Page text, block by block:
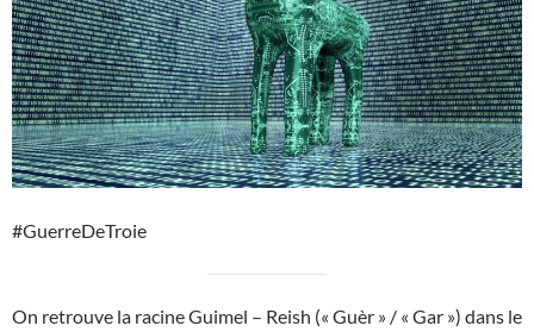
#GuerreDeTroie
On retrouve la racine Guimel – Reish (« Guèr » / « Gar ») dans le